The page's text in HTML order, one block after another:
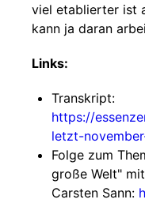
viel etablierter ist
kann ja daran
Links:
Transkript:
https://
letzt-
Folge zum
große Welt"
Carsten Sann: